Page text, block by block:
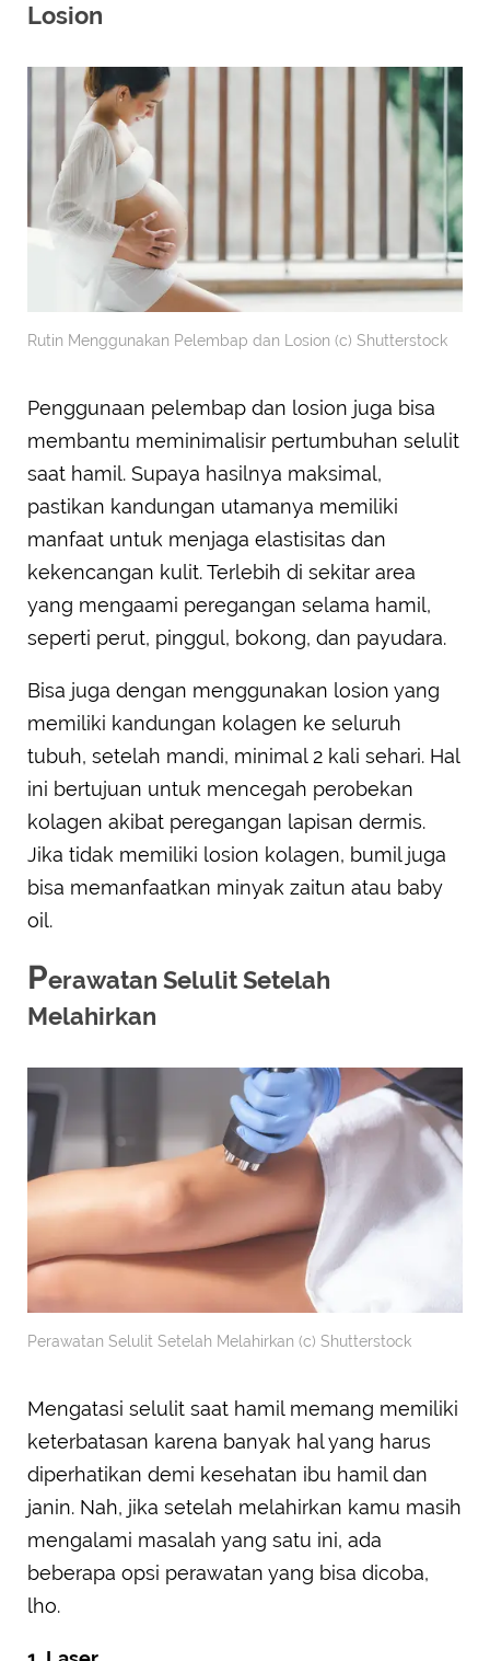
Losion
Rutin Menggunakan Pelembap dan Losion (c) Shutterstock
Penggunaan pelembap dan losion juga bisa
membantu meminimalisir pertumbuhan selulit
saat hamil. Supaya hasilnya maksimal,
pastikan kandungan utamanya memiliki
manfaat untuk menjaga elastisitas dan
kekencangan kulit. Terlebih di sekitar area
yang mengaami peregangan selama hamil,
seperti perut, pinggul, bokong, dan payudara.
Bisa juga dengan menggunakan losion yang
memiliki kandungan kolagen ke seluruh
tubuh, setelah mandi, minimal 2 kali sehari. Hal
ini bertujuan untuk mencegah perobekan
kolagen akibat peregangan lapisan dermis.
Jika tidak memiliki losion kolagen, bumil juga
bisa memanfaatkan minyak zaitun atau baby
oil.
Perawatan Selulit Setelah
Melahirkan
Perawatan Selulit Setelah Melahirkan (c) Shutterstock
Mengatasi selulit saat hamil memang memiliki
keterbatasan karena banyak hal yang harus
diperhatikan demi kesehatan ibu hamil dan
janin. Nah, jika setelah melahirkan kamu masih
mengalami masalah yang satu ini, ada
beberapa opsi perawatan yang bisa dicoba,
lho.